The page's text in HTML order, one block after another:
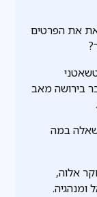
את הפרטים
בירושה מאב
במה
אלוה,
ומנהגיה.